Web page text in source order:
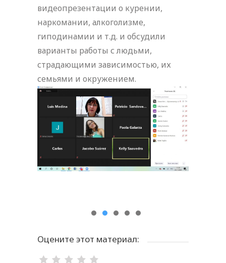
видеопрезентации о курении,
наркомании, алкоголизме,
гиподинамии и т.д. и обсудили
варианты работы с людьми,
страдающими зависимостью, их
семьями и окружением.
Оцените этот материал: